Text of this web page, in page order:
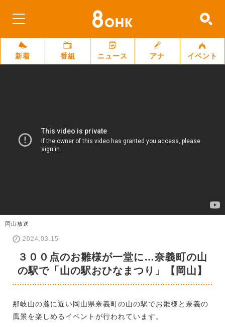
新着 番組 ニュース アナ イベント
岡山放送
2024.03.15
３００点のお雛様が一堂に…奈義町の山
の駅で「山の駅おひなまつり」【岡山】
那岐山の麓に近い岡山県奈義町の山の駅でお雛様と奈義の
風景を楽しめるイベントが行われています。